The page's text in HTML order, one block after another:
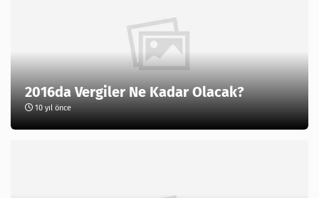
2016da Vergiler Ne Kadar Olacak?
10 yıl önce